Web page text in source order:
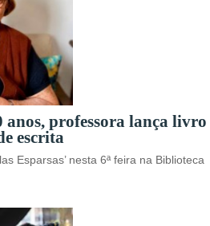
professora lança livro
escrita
Esparsas’ nesta 6ª feira na Biblioteca